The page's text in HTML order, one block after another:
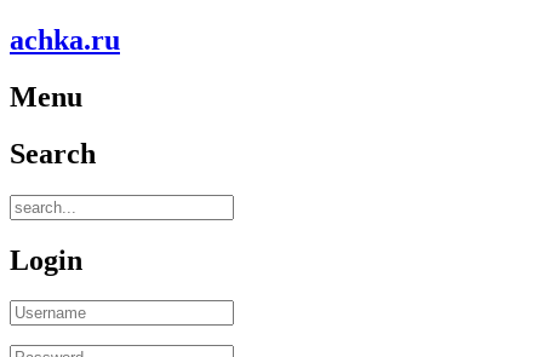
achka.ru
Menu
Search
Login